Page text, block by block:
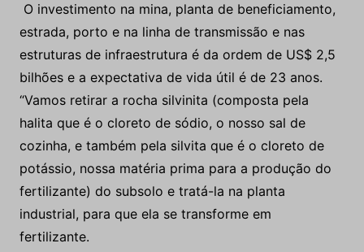
O investimento na mina, planta de beneficiamento,
estrada, porto e na linha de transmissão e nas
estruturas de infraestrutura é da ordem de US$ 2,5
bilhões e a expectativa de vida útil é de 23 anos.
“Vamos retirar a rocha silvinita (composta pela
halita que é o cloreto de sódio, o nosso sal de
cozinha, e também pela silvita que é o cloreto de
potássio, nossa matéria prima para a produção do
fertilizante) do subsolo e tratá-la na planta
industrial, para que ela se transforme em
fertilizante.